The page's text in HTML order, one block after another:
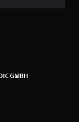
u
GMBH